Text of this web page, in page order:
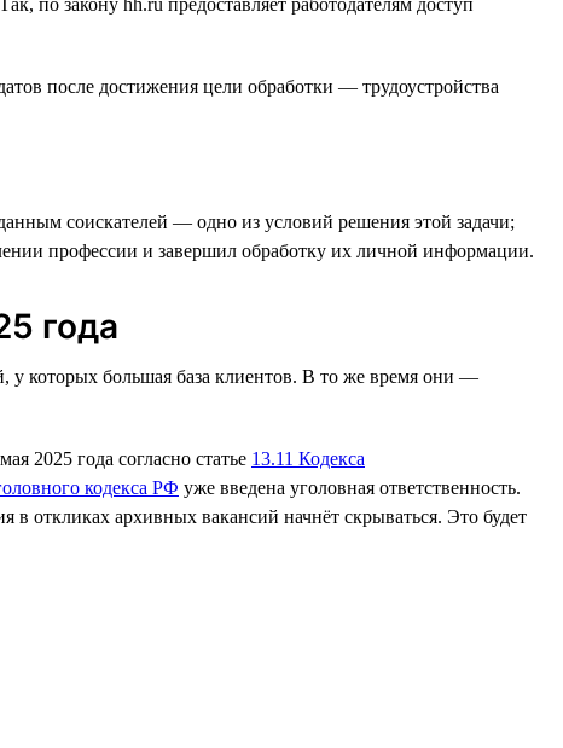
после достижения цели обработки — трудоустройства
соискателей — одно из условий решения этой задачи;
профессии и завершил обработку их личной информации.
года
у которых большая база клиентов. В то же время они —
2025 года согласно статье 13.11 Кодекса
кодекса РФ уже введена уголовная ответственность.
откликах архивных вакансий начнёт скрываться. Это будет